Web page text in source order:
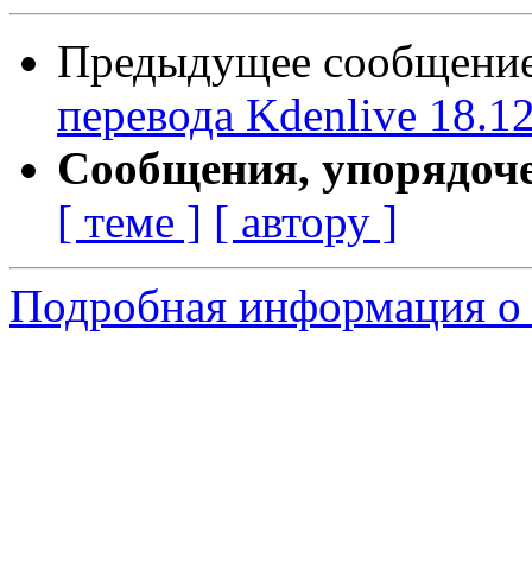
Предыдущее
перевода Kdenlive
Сообщения,
[ теме ] [ автору ]
Подробная информация о